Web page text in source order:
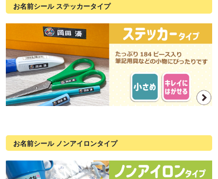
お名前シール ステッカータイプ
お名前シール ノンアイロンタイプ